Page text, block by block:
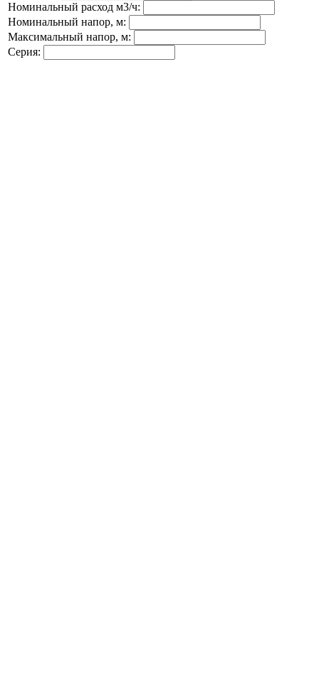
Номинальный расход м3/ч:
Номинальный напор, м:
Максимальный напор, м:
Серия: